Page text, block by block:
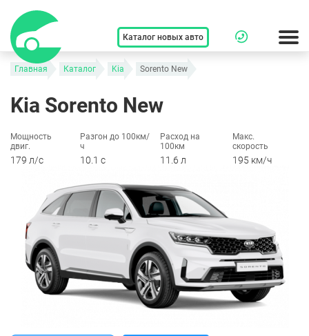
Каталог новых авто
Главная Каталог Kia Sorento New
Kia Sorento New
Мощность
двиг.
179 л/c
Разгон до 100км/
ч
10.1 c
Расход на
100км
11.6 л
Макс.
скорость
195 км/ч